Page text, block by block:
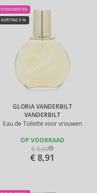
GLORIA VANDERBILT
VANDERBILT
Eau de Toilette voor vrouwen
EVENEMENTEN
KORTING 9 %
OP VOORRAAD
€ 9,89
€ 8,91